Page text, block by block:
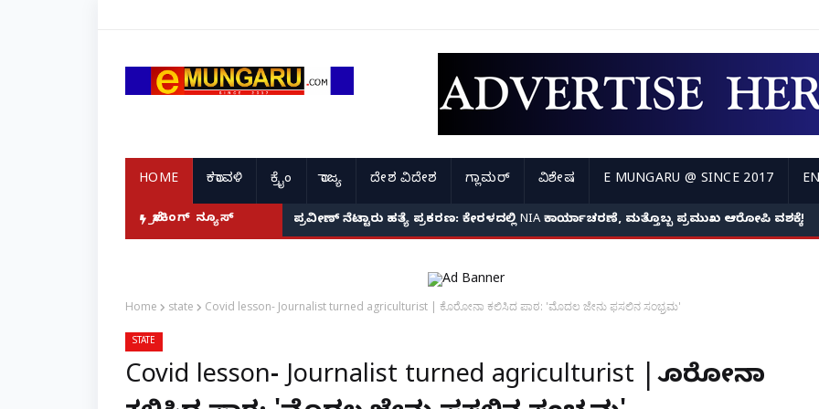
HOME ಕರಾವಳಿ ಕ್ರೈಂ ರಾಜ್ಯ ದೇಶ ವಿದೇಶ ಗ್ಲಾಮರ್ ವಿಶೇಷ E MUNGARU @ SINCE 2017
ಬ್ರೇಕಿಂಗ್ ನ್ಯೂಸ್
ಸುಸ್ಮಿತಾ ಮುಖರ್ಜಿ ಕಣ್ಣೀರಿನ ಹಣೆಬರಹ! ಪ್ರವೀಣ್ ನೆಟ್ಟಾರು ಹತ್ಯೆ ಪ್ರಕರಣ: ಕೇರಳದಲ್ಲಿ NIA ಕಾರ್ಯಾಚರಣೆ, ಮತ್ತೊಬ್ಬ ಪ್ರಮುಖ ಆರೋಪಿ ವಶಕ್ಕೆ!
Home state Covid lesson- Journalist turned agriculturist | ಕೊರೋನಾ ಕಲಿಸಿದ ಪಾಠ: 'ಮೊದಲ ಜೇನು ಫಸಲಿನ ಸಂಭ್ರಮ'
STATE
Covid lesson- Journalist turned agriculturist | ಕೊರೋನಾ